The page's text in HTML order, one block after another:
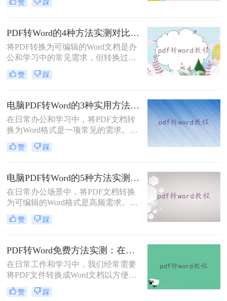
转word文档格式免费呢？本文将介绍
现PDF到Word的转换。
赞 踩
PDF转Word的4种方法实测对比：在线工具、Adobe Acrobat、Word内置与OCR识别方案选择！
将PDF转换为可编辑的Word文档是办
公和学习中的常见需求，但转换过程
中常出现格式错乱、图片丢失等问
题。那么pdf文档怎么转换成word格式
助你高效完成转换。
赞 踩
电脑PDF转Word的3种实用方法对比：转换软件、Word内置功能与在线工具详解！
在日常办公和学习中，将PDF文档转
换为Word格式是一项常见的需求。
Word文档因其易于编辑和修改的特点
而备受青睐。那么电脑上pdf怎么转换
换成Word的实用方法。
赞 踩
电脑PDF转Word的5种方法实测指南：从在线工具到OCR识别与命令行自动化！
在日常办公场景中，将PDF文档转换
为可编辑的Word格式是高频需求。那
么电脑pdf怎么转换成word呢？本文综
合2025年最新技术动态，系统解析
赞 踩
PDF转Word免费方法实测：在线工具、Word内置功能与手动复制3种方式对比！
在日常工作和学习中，我们经常需要
将PDF文件转换成Word文档以方便编
辑。那么怎么不花钱把pdf转成word
呢？以下是三种可以免费使用的PDF
赞 踩